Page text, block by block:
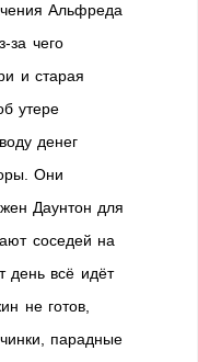
Альфреда
за чего
и старая
утере
денег
Они
Даунтон для
соседей на
день всё идёт
не готов,
парадные